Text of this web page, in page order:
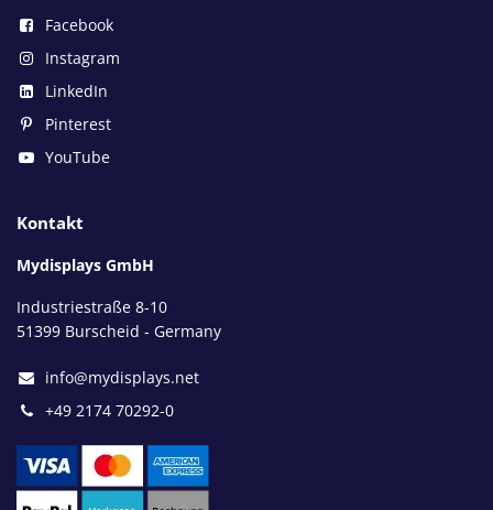
Facebook
Instagram
LinkedIn
Pinterest
YouTube
Kontakt
Mydisplays GmbH
Industriestraße 8-10
51399 Burscheid - Germany
info@mydisplays.net
+49 2174 70292-0